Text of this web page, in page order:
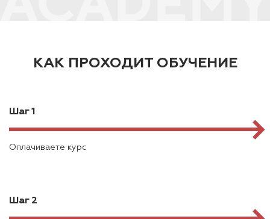
КАК ПРОХОДИТ ОБУЧЕНИЕ
Шаг 1
Оплачиваете курс
Шаг 2